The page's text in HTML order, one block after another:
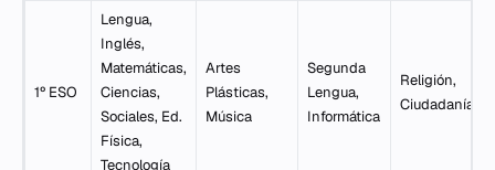
1º ESO
Lengua,
Inglés,
Matemáticas,
Ciencias,
Sociales, Ed.
Física,
Tecnología
Artes
Plásticas,
Música
Segunda
Lengua,
Informática
Religión,
Ciudadanía